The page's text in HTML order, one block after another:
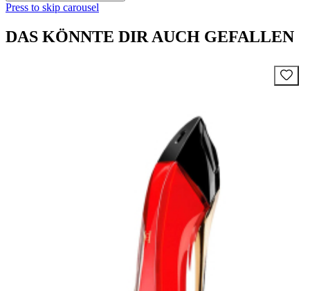
Press to skip carousel
DAS KÖNNTE DIR AUCH GEFALLEN